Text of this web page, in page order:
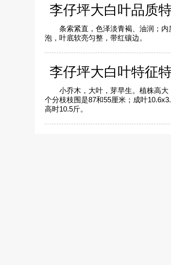
李仔坪大白叶品质
条索紧直，色泽淡青褐、油润；
泡，叶底软亮匀整，带红镶边。
李仔坪大白叶特征
小乔木，大叶，芽早生。植株高
个分枝枝围是87和55厘米；成叶
高时10.5斤。